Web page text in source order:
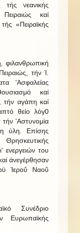
τής νεανικής
καί
«Πειραϊκής
φιλανθρωπική
τήν Ί.
'Ασφαλείας
καί
τήν αγάπη καί
θείο λόγ0
τήν 'Αστυνομία
ύλη. Επίσης
ενεργειών του
άνεγέρθησαν
Ίεροΰ Ναοΰ
Συνέδριο
Ευρωπαϊκής